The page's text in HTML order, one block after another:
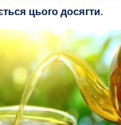
цього досягти.